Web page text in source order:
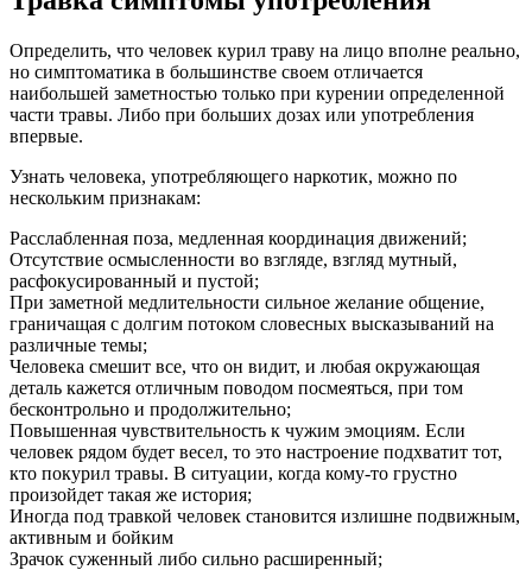
Определить, что человек курил траву на лицо вполне реально,
но симптоматика в большинстве своем отличается
наибольшей заметностью только при курении определенной
части травы. Либо при больших дозах или употребления
впервые.
Узнать человека, употребляющего наркотик, можно по
нескольким признакам:
Расслабленная поза, медленная координация движений;
Отсутствие осмысленности во взгляде, взгляд мутный,
расфокусированный и пустой;
При заметной медлительности сильное желание общение,
граничащая с долгим потоком словесных высказываний на
различные темы;
Человека смешит все, что он видит, и любая окружающая
деталь кажется отличным поводом посмеяться, при том
бесконтрольно и продолжительно;
Повышенная чувствительность к чужим эмоциям. Если
человек рядом будет весел, то это настроение подхватит тот,
кто покурил травы. В ситуации, когда кому-то грустно
произойдет такая же история;
Иногда под травкой человек становится излишне подвижным,
активным и бойким
Зрачок суженный либо сильно расширенный;